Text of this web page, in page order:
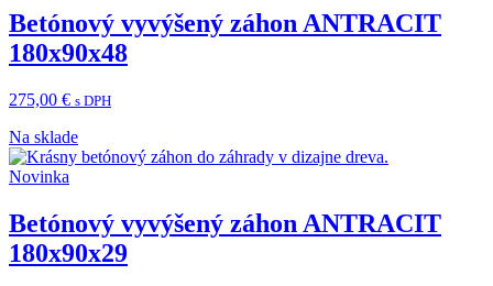
Betónový vyvýšený záhon ANTRACIT
180x90x48
275,00 € s DPH
Na sklade
Novinka
Betónový vyvýšený záhon ANTRACIT
180x90x29